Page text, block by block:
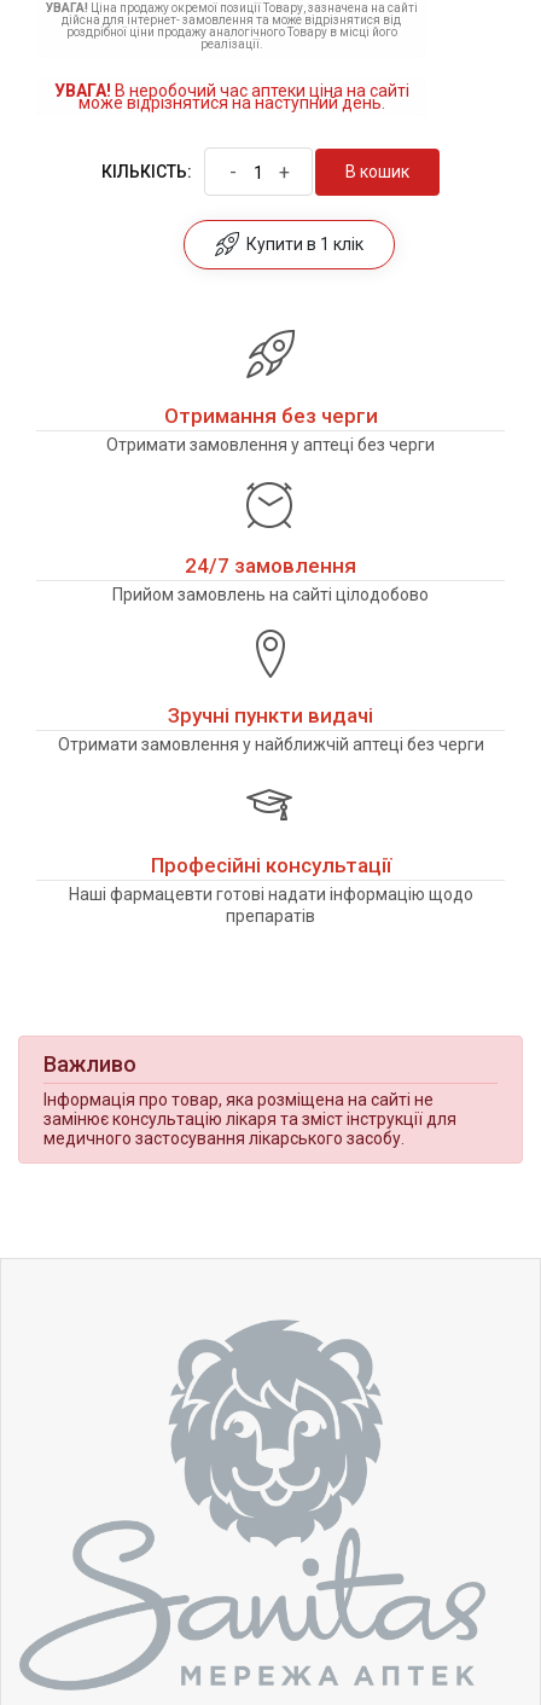
УВАГА! Ціна продажу окремої позиції Товару, зазначена на сайті
дійсна для інтернет- замовлення та може відрізнятися від
роздрібної ціни продажу аналогічного Товару в місці його
реалізації.
УВАГА! В неробочий час аптеки ціна на сайті
може відрізнятися на наступний день.
КІЛЬКІСТЬ: - + В кошик
Купити в 1 клік
Отримання без черги
Отримати замовлення у аптеці без черги
24/7 замовлення
Прийом замовлень на сайті цілодобово
Зручні пункти видачі
Отримати замовлення у найближчій аптеці без черги
Професійні консультації
Наші фармацевти готові надати інформацію щодо
препаратів
Важливо
Інформація про товар, яка розміщена на сайті не
замінює консультацію лікаря та зміст інструкції для
медичного застосування лікарського засобу.